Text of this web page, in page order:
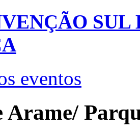
eventos
Arame/